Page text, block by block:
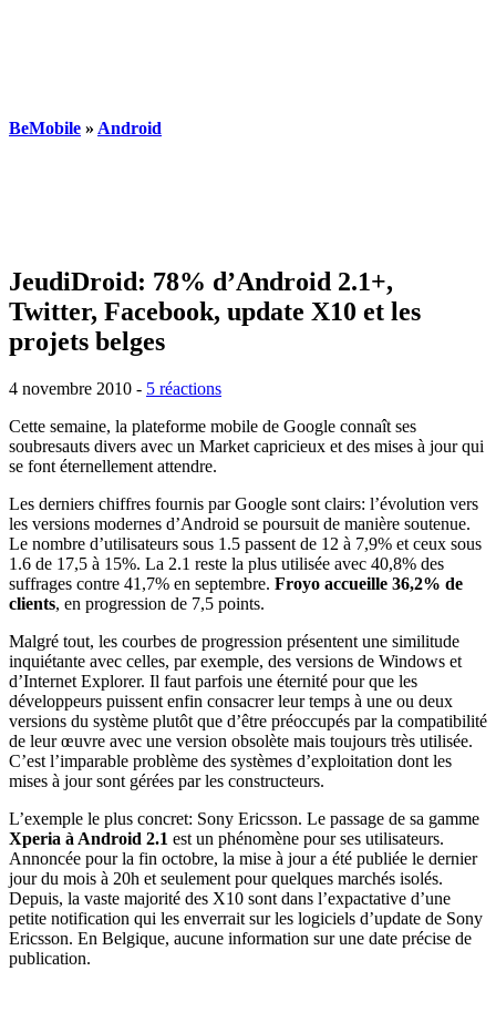
BeMobile » Android
JeudiDroid: 78% d’Android 2.1+,
Twitter, Facebook, update X10 et les
projets belges
4 novembre 2010 - 5 réactions
Cette semaine, la plateforme mobile de Google connaît ses
soubresauts divers avec un Market capricieux et des mises à jour qui
se font éternellement attendre.
Les derniers chiffres fournis par Google sont clairs: l’évolution vers
les versions modernes d’Android se poursuit de manière soutenue.
Le nombre d’utilisateurs sous 1.5 passent de 12 à 7,9% et ceux sous
1.6 de 17,5 à 15%. La 2.1 reste la plus utilisée avec 40,8% des
suffrages contre 41,7% en septembre. Froyo accueille 36,2% de
clients, en progression de 7,5 points.
Malgré tout, les courbes de progression présentent une similitude
inquiétante avec celles, par exemple, des versions de Windows et
d’Internet Explorer. Il faut parfois une éternité pour que les
développeurs puissent enfin consacrer leur temps à une ou deux
versions du système plutôt que d’être préoccupés par la compatibilité
de leur œuvre avec une version obsolète mais toujours très utilisée.
C’est l’imparable problème des systèmes d’exploitation dont les
mises à jour sont gérées par les constructeurs.
L’exemple le plus concret: Sony Ericsson. Le passage de sa gamme
Xperia à Android 2.1 est un phénomène pour ses utilisateurs.
Annoncée pour la fin octobre, la mise à jour a été publiée le dernier
jour du mois à 20h et seulement pour quelques marchés isolés.
Depuis, la vaste majorité des X10 sont dans l’expactative d’une
petite notification qui les enverrait sur les logiciels d’update de Sony
Ericsson. En Belgique, aucune information sur une date précise de
publication.